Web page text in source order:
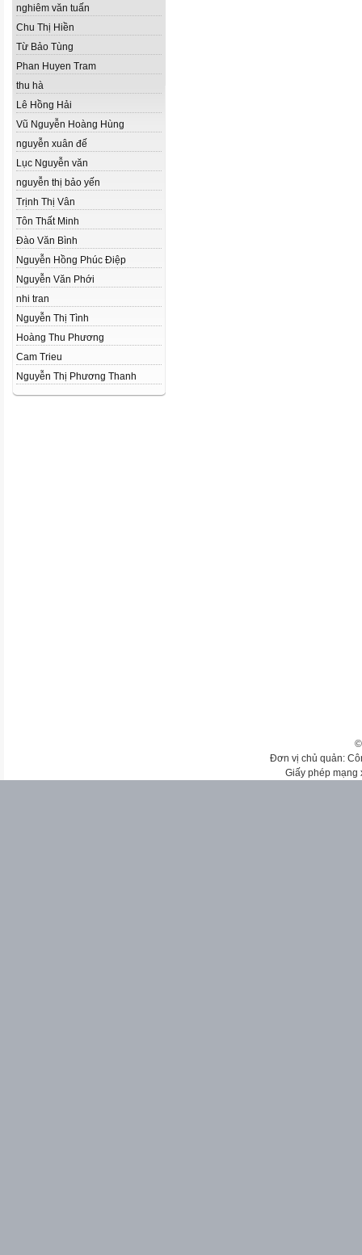
nghiêm văn tuấn
Chu Thị Hiền
Từ Bảo Tùng
Phan Huyen Tram
thu hà
Lê Hồng Hải
Vũ Nguyễn Hoàng Hùng
nguyễn xuân đế
Lục Nguyễn văn
nguyễn thị bảo yến
Trịnh Thị Vân
Tôn Thất Minh
Đào Văn Bình
Nguyễn Hồng Phúc Điệp
Nguyễn Văn Phới
nhi tran
Nguyễn Thị Tình
Hoàng Thu Phương
Cam Trieu
Nguyễn Thị Phương Thanh
Đơn vị chủ quản:
Giấy phép mạng